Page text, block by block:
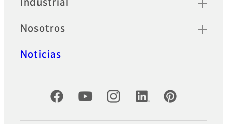
Industrial
Nosotros
Noticias
Cuentas oficiales de redes sociales